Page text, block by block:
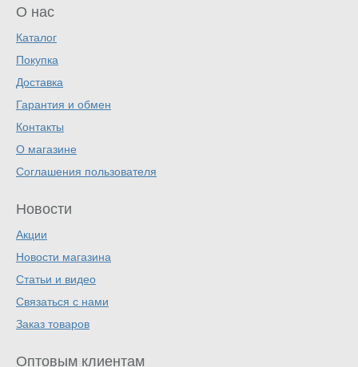
О нас
Каталог
Покупка
Доставка
Гарантия и обмен
Контакты
О магазине
Соглашения пользователя
Новости
Акции
Новости магазина
Статьи и видео
Связаться с нами
Заказ товаров
Оптовым клиентам